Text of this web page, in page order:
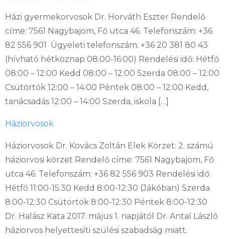
Házi gyermekorvosok Dr. Horváth Eszter Rendelő
címe: 7561 Nagybajom, Fő utca 46. Telefonszám: +36
82 556 901 Ügyeleti telefonszám: +36 20 381 80 43
(hívható hétköznap 08:00-16:00) Rendelési idő: Hétfő
08:00 – 12:00 Kedd 08:00 – 12:00 Szerda 08:00 – 12:00
Csütörtök 12:00 – 14:00 Péntek 08:00 – 12:00 Kedd,
tanácsadás 12:00 – 14:00 Szerda, iskola […]
Háziorvosok
Háziorvosok Dr. Kovács Zoltán Elek Körzet: 2. számú
háziorvosi körzet Rendelő címe: 7561 Nagybajom, Fő
utca 46. Telefonszám: +36 82 556 903 Rendelési idő:
Hétfő 11:00-15:30 Kedd 8:00-12:30 (Jákóban) Szerda
8:00-12:30 Csütörtök 8:00-12:30 Péntek 8:00-12:30
Dr. Halász Kata 2017. május 1. napjától Dr. Antal László
háziorvos helyettesíti szülési szabadság miatt.